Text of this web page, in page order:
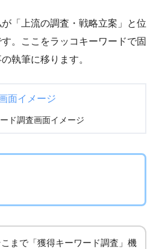
「上流の調査・戦略立案」と位
。ここをラッコキーワードで固
執筆に移ります。
ド調査画面イメージ
まで「獲得キーワード調査」機